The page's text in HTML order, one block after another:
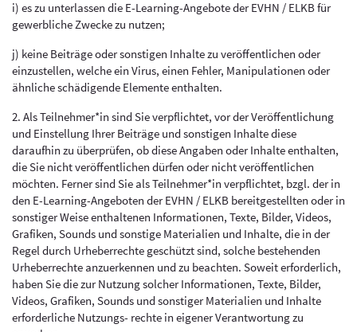
i) es zu unterlassen die E-Learning-Angebote der EVHN / ELKB für
gewerbliche Zwecke zu nutzen;
j) keine Beiträge oder sonstigen Inhalte zu veröffentlichen oder
einzustellen, welche ein Virus, einen Fehler, Manipulationen oder
ähnliche schädigende Elemente enthalten.
2. Als Teilnehmer*in sind Sie verpflichtet, vor der Veröffentlichung
und Einstellung Ihrer Beiträge und sonstigen Inhalte diese
daraufhin zu überprüfen, ob diese Angaben oder Inhalte enthalten,
die Sie nicht veröffentlichen dürfen oder nicht veröffentlichen
möchten. Ferner sind Sie als Teilnehmer*in verpflichtet, bzgl. der in
den E-Learning-Angeboten der EVHN / ELKB bereitgestellten oder in
sonstiger Weise enthaltenen Informationen, Texte, Bilder, Videos,
Grafiken, Sounds und sonstige Materialien und Inhalte, die in der
Regel durch Urheberrechte geschützt sind, solche bestehenden
Urheberrechte anzuerkennen und zu beachten. Soweit erforderlich,
haben Sie die zur Nutzung solcher Informationen, Texte, Bilder,
Videos, Grafiken, Sounds und sonstiger Materialien und Inhalte
erforderliche Nutzungs- rechte in eigener Verantwortung zu